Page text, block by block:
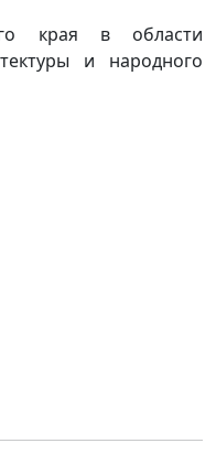
края в области
и народного